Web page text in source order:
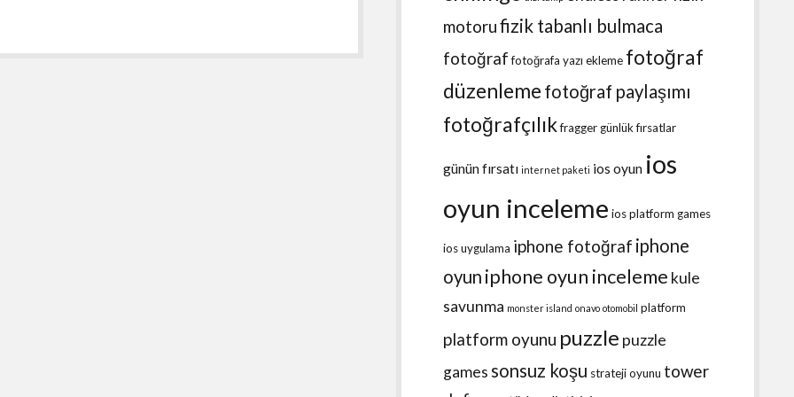
motorufizik tabanlı bulmaca
fotoğraf fotoğrafa yazı ekleme fotoğraf
düzenleme fotoğraf paylaşımı
fotoğrafçılıkfraggergünlük fırsatlar
günün fırsatı internet paketi ios oyun ios
oyun inceleme ios platform games
ios uygulama iphone fotoğraf iphone
oyun iphone oyun inceleme kule
savunma monster island onavo otomobil platform
platform oyunu puzzle puzzle
games sonsuz koşu strateji oyunu tower